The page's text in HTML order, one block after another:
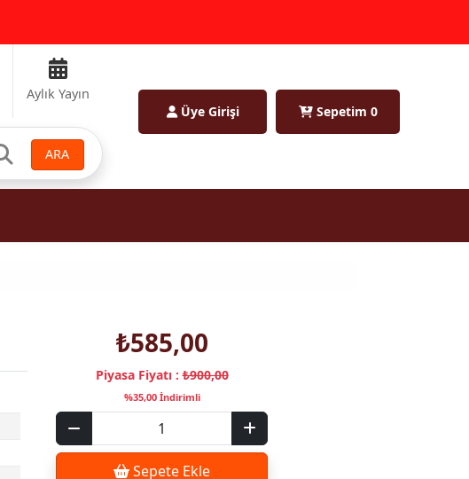
Aylık Yayın
ARA
Üye Girişi Sepetim 0
₺585,00
Piyasa Fiyatı :₺900,00
%35,00 İndirimli
Sepete Ekle